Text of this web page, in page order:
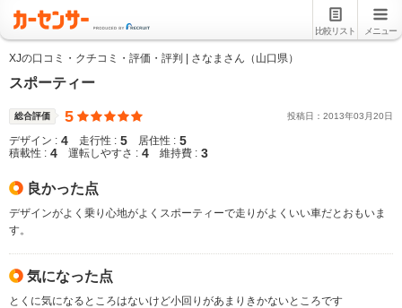
比較リスト メニュー
XJの口コミ・クチコミ・評価・評判 | さなまさん（山口県）
スポーティー
総合評価 5 投稿日： 2013年03 月20日
デザイン : 4 走行性 : 5 居住性 : 5
積載性 : 4 運転しやすさ : 4 維持費 : 3
良かった点
デザインがよく乗り心地がよくスポーティーで走りがよくいい車だとおもいま
す。
気になった点
とくに気になるところはないけど小回りがあまりきかないところです